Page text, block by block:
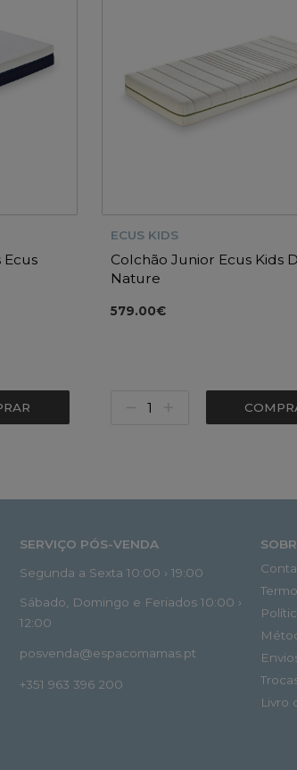
Ecus
ECUS KIDS
Colchão Junior Ecus Kids
Nature
579.00€
SERVIÇO PÓS-VENDA
Segunda a Sexta 10:00 › 19:00
Sábado, Domingo e Feriados 10:00 ›
12:00
posvenda@espacomamas.pt
+351 963 396 200
Livro